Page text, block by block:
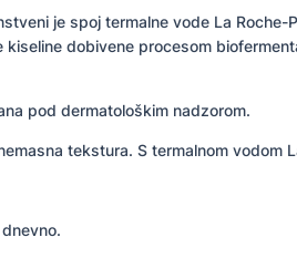
je spoj termalne vode La
kiseline dobivene procesom
pod dermatološkim nadzorom.
tekstura. S termalnom vodom